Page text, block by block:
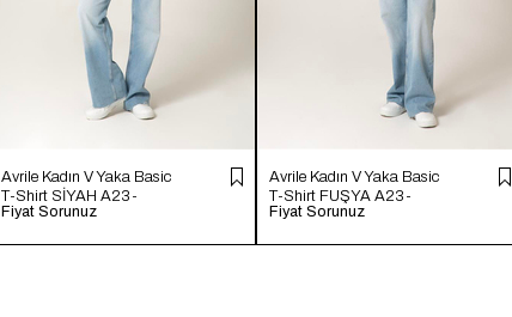
Avrile Kadın V Yaka Basic
T-Shirt SİYAH A23-
10115
Fiyat Sorunuz
Avrile Kadın V Yaka Basic
T-Shirt FUŞYA A23-
10115
Fiyat Sorunuz